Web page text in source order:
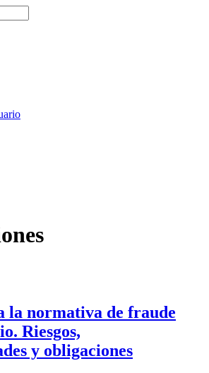
la normativa de fraude
Riesgos,
y obligaciones